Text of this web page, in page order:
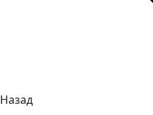
Назад